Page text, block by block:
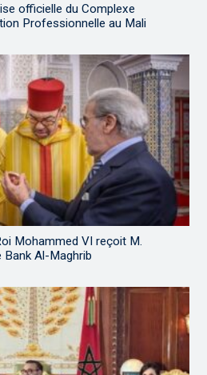
officielle du Complexe
Professionnelle au Mali
Mohammed VI reçoit M.
Bank Al-Maghrib